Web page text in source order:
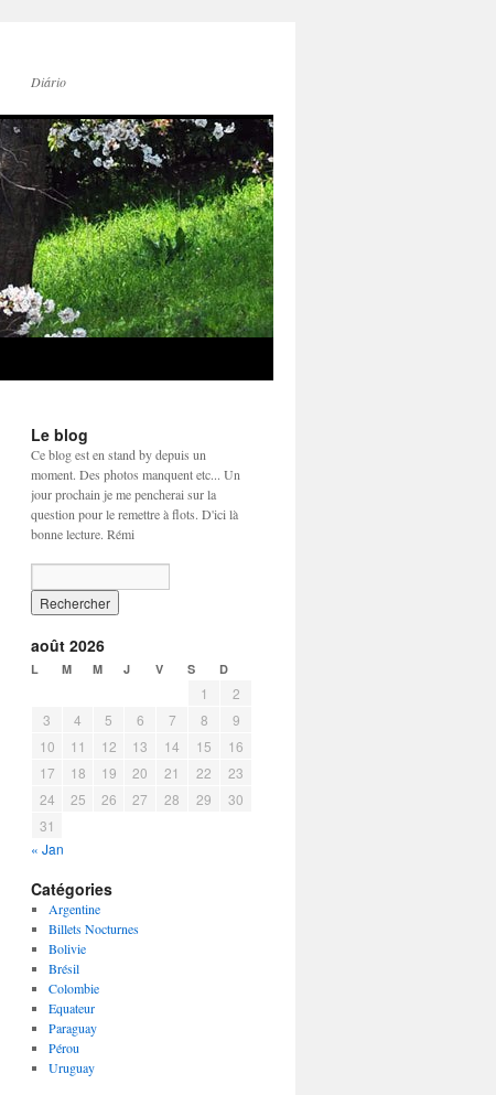
Diário
Le blog
Ce blog est en stand by depuis un
moment. Des photos manquent etc... Un
jour prochain je me pencherai sur la
question pour le remettre à flots. D'ici là
bonne lecture. Rémi
août 2026
L M M J V S D
1
2
3
4 5 6 7 8
9
10
11 12 13 14 15
16
17
18 19 20 21 22
23
24
25 26 27 28 29
30
31
« Jan
Catégories
Argentine
Billets Nocturnes
Bolivie
Brésil
Colombie
Equateur
Paraguay
Pérou
Uruguay